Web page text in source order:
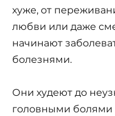
хуже, от
любви или даже
начинают
болезнями.
Они худеют до
головными болями